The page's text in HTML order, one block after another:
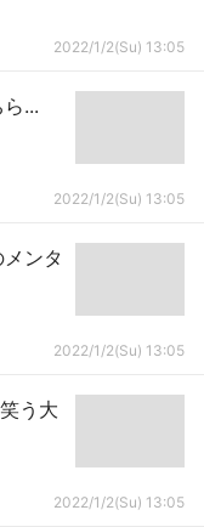
2022/1/2(Su) 13:05
...
2022/1/2(Su) 13:05
ンタ
2022/1/2(Su) 13:05
う大
2022/1/2(Su) 13:05